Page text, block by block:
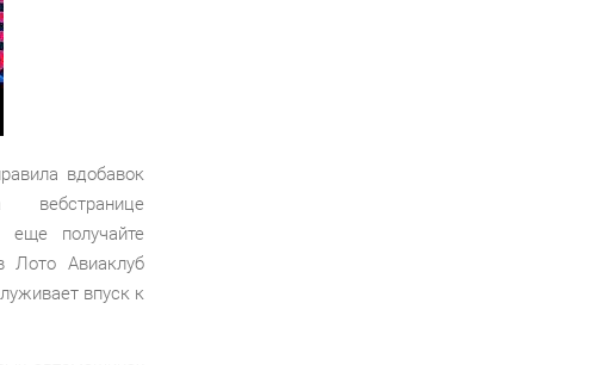
вдобавок
еще получайте
Лото Авиаклуб
впуск к